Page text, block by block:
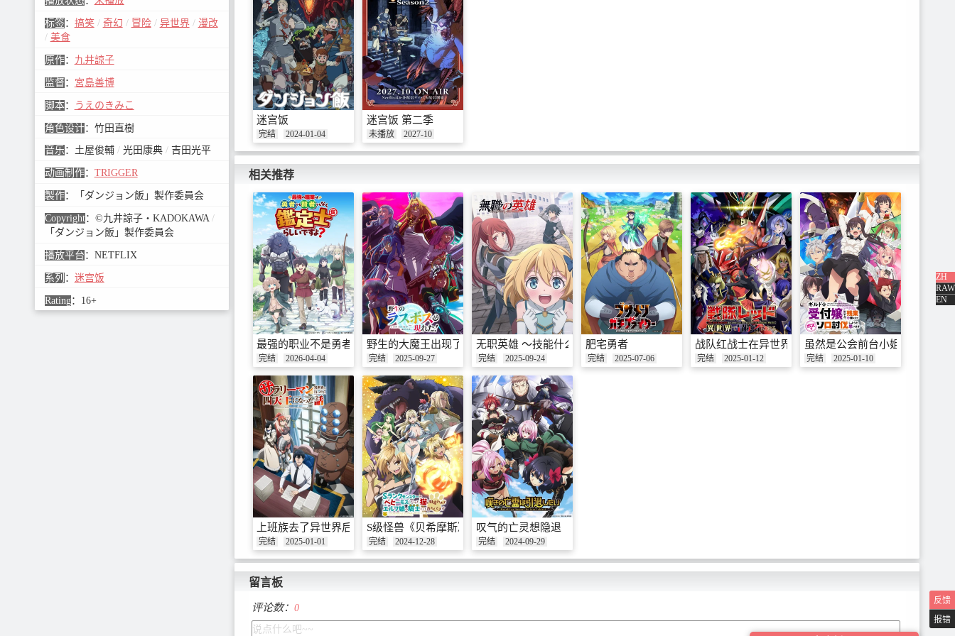
ZH
RAW
EN
标签： 搞笑 / 奇幻 / 冒险 / 异世界 / 漫改
/ 美食
原作： 九井諒子
监督 ： 宮島善博
脚本： うえのきみこ
角色设计： 竹田直樹
音乐 ： 土屋俊輔 /光田康典 /吉田光平
动画制作： TRIGGER
製作： 「ダンジョン飯」製作委員会
Copyright： ©九井諒子・KADOKAWA /
「ダンジョン飯」製作委員会
播放平台 ： NETFLIX
系列 ： 迷宫饭
Rating： 16+
迷宫饭
完结 2024-01-04
迷宫饭 第二季
未播放 2027-10
相关推荐
最强的职业不是勇者也不是贤者好像是鉴定士(伪)的样子?
完结 2026-04-04
野生的大魔王出现了！
完结 2025-09-27
无职英雄 ～技能什么的毫无用处～
完结 2025-09-24
肥宅勇者
完结 2025-07-06
战队红战士在异世界当冒险者
完结 2025-01-12
虽然是公会前台小姐，但因为
完结 2025-01-10
上班族去了异世界后成了四天王
完结 2025-01-01
S级怪兽《贝希摩斯》被误认成小猫，成为精灵女孩的骑士(宠物)一起生活
完结 2024-12-28
叹气的亡灵想隐退
完结 2024-09-29
留言板
评论数：0
反馈
报错